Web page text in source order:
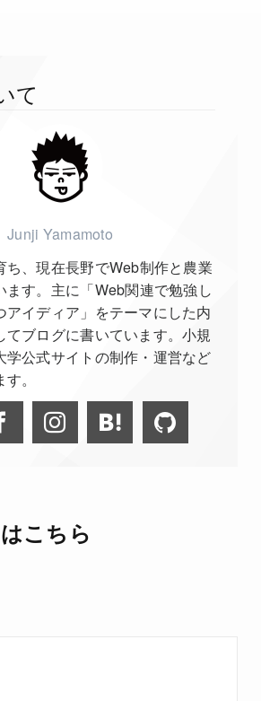
て
Junji Yamamoto
ち、現在長野でWeb制作と農業
ます。主に「Web関連で勉強し
アイディア」をテーマにした内
てブログに書いています。小規
学公式サイトの制作・運営など
。
こちら